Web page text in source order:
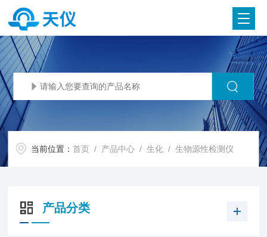
当前位置：首页 / 产品中心 /生化 /生物源性检测仪
产品分类